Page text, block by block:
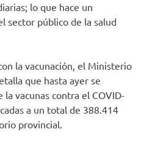
lo que hace un
sector público de la salud
la vacunación, el Ministerio
que hasta ayer se
vacunas contra el COVID-
a un total de 388.414
provincial.